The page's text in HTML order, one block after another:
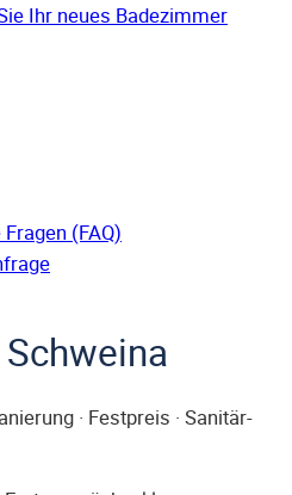
Ihr neues Badezimmer
(FAQ)
· Festpreis · Sanitär-